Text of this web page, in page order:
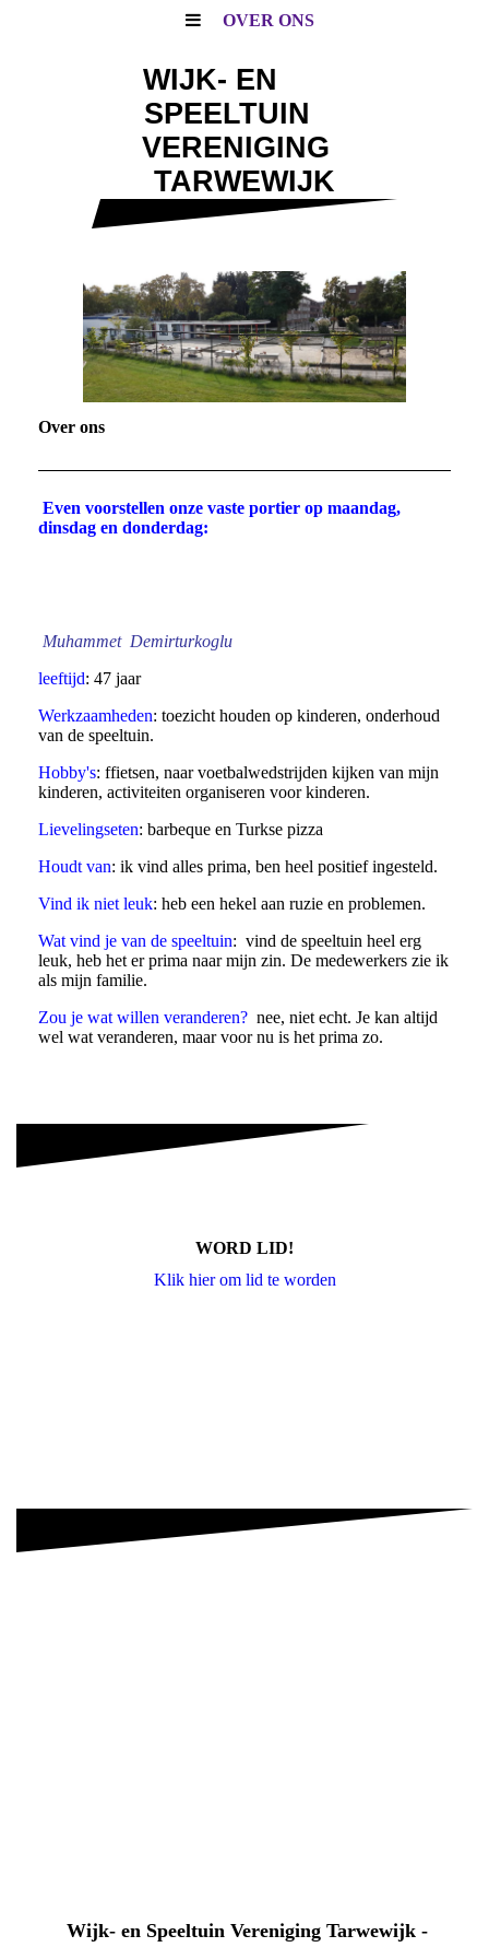
OVER ONS
WIJK- EN
SPEELTUIN
VERENIGING
TARWEWIJK
Over ons
Even voorstellen onze vaste portier op maandag,
dinsdag en donderdag:
Muhammet Demirturkoglu
leeftijd: 47 jaar
Werkzaamheden: toezicht houden op kinderen, onderhoud
van de speeltuin.
Hobby's: ffietsen, naar voetbalwedstrijden kijken van mijn
kinderen, activiteiten organiseren voor kinderen.
Lievelingseten: barbeque en Turkse pizza
Houdt van: ik vind alles prima, ben heel positief ingesteld.
Vind ik niet leuk: heb een hekel aan ruzie en problemen.
Wat vind je van de speeltuin: vind de speeltuin heel erg
leuk, heb het er prima naar mijn zin. De medewerkers zie ik
als mijn familie.
Zou je wat willen veranderen? nee, niet echt. Je kan altijd
wel wat veranderen, maar voor nu is het prima zo.
WORD LID!
Klik hier om lid te worden
Wijk- en Speeltuin Vereniging Tarwewijk -